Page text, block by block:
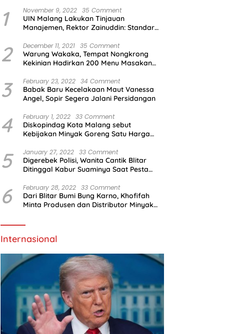
1 November 9, 2022 35 Comment
UIN Malang Lakukan Tinjauan
Manajemen, Rektor Zainuddin: Standar
2 December 11, 2021 35 Comment
Warung Wakaka, Tempat Nongkrong
Kekinian Hadirkan 200 Menu Masakan
3 February 23, 2022 34 Comment
Babak Baru Kecelakaan Maut Vanessa
Angel, Sopir Segera Jalani Persidangan
4 February 1, 2022 33 Comment
Diskopindag Kota Malang sebut
Kebijakan Minyak Goreng Satu Harga
5 January 27, 2022 33 Comment
Digerebek Polisi, Wanita Cantik Blitar
Ditinggal Kabur Suaminya Saat Pesta
6 February 28, 2022 33 Comment
Dari Blitar Bumi Bung Karno, Khofifah
Minta Produsen dan Distributor Minyak
Internasional